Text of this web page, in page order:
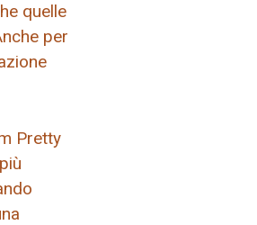
quelle
per
Pretty